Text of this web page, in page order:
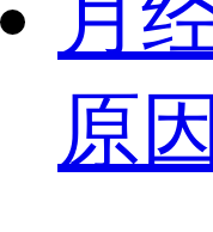
月
原因